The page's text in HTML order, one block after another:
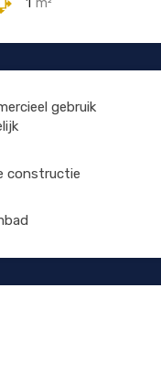
1 m²
gebruik
constructie